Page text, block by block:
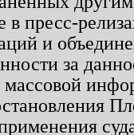
пресс-
и
за
массовой